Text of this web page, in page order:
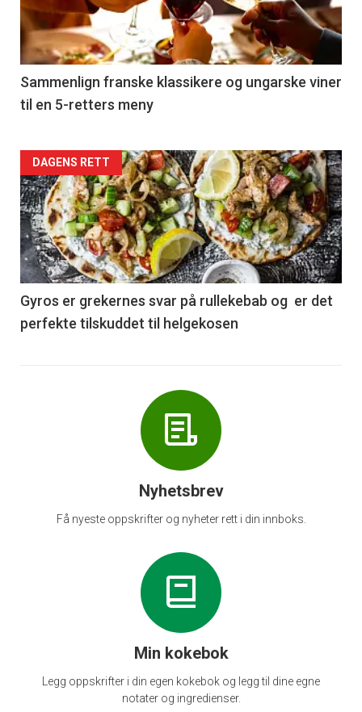
nå
-
5
Sammenlign franske klassikere og ungarske viner
til en 5-retters meny
Forsiden
akkurat
nå
-
6
DAGENS RETT
Gyros er grekernes svar på rullekebab og er det
perfekte tilskuddet til helgekosen
Nyhetsbrev
Få nyeste oppskrifter og nyheter rett i din innboks.
Min kokebok
Legg oppskrifter i din egen kokebok og legg til dine egne
notater og ingredienser.